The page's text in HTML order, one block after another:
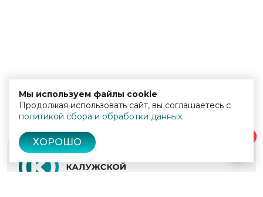
Мы используем файлы cookie
Продолжая использовать сайт, вы соглашаетесь с
политикой сбора и обработки данных.
ХОРОШО